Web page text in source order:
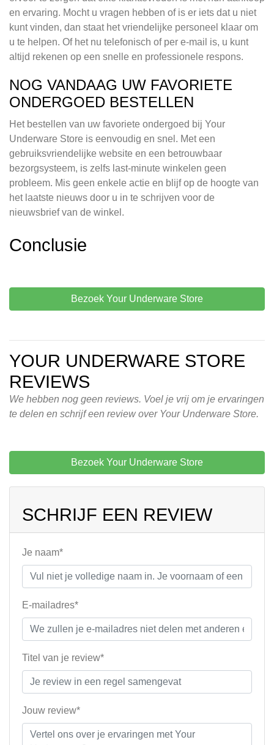
en ervaring. Mocht u vragen hebben of is er iets dat u niet
kunt vinden, dan staat het vriendelijke personeel klaar om
u te helpen. Of het nu telefonisch of per e-mail is, u kunt
altijd rekenen op een snelle en professionele respons.
NOG VANDAAG UW FAVORIETE
ONDERGOED BESTELLEN
Het bestellen van uw favoriete ondergoed bij Your
Underware Store is eenvoudig en snel. Met een
gebruiksvriendelijke website en een betrouwbaar
bezorgsysteem, is zelfs last-minute winkelen geen
probleem. Mis geen enkele actie en blijf op de hoogte van
het laatste nieuws door u in te schrijven voor de
nieuwsbrief van de winkel.
Conclusie
Bezoek Your Underware Store
YOUR UNDERWARE STORE
REVIEWS
We hebben nog geen reviews. Voel je vrij om je ervaringen
te delen en schrijf een review over Your Underware Store.
Bezoek Your Underware Store
SCHRIJF EEN REVIEW
Je naam*
E-mailadres*
Titel van je review*
Jouw review*